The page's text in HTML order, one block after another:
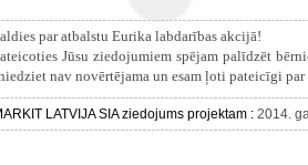
par atbalstu Eurika labdarības akcijā!
Jūsu ziedojumiem spējam palīdzēt
nav novērtējama un esam ļoti pateicīgi
LATVIJA SIA ziedojums projektam : 2014.